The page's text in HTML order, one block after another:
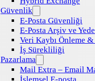
Güvenlik
E-Posta Güvenliği
E-Posta Arşiv ve
Veri Kaybı Önleme
İş Sürekliliği
Pazarlama
Mail Extra – Email